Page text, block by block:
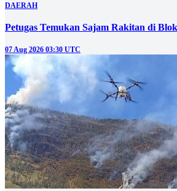
DAERAH
Petugas Temukan Sajam Rakitan di
07 Aug 2026 03:30 UTC